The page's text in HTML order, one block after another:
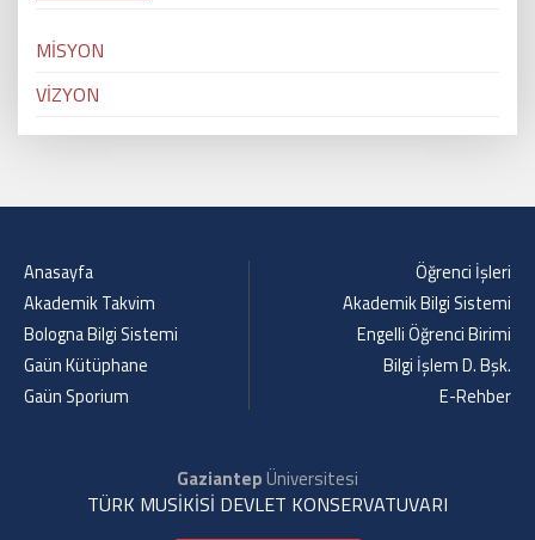
MİSYON
VİZYON
Anasayfa
Akademik Takvim
Bologna Bilgi Sistemi
Gaün Kütüphane
Gaün Sporium
Öğrenci İşleri
Akademik Bilgi Sistemi
Engelli Öğrenci Birimi
Bilgi İşlem D. Bşk.
E-Rehber
GaziantepÜniversitesi
TÜRK MUSİKİSİ DEVLET KONSERVATUVARI